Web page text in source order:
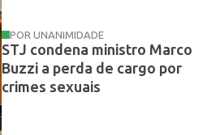
POR UNANIMIDADE
STJ condena ministro Marco
Buzzi a perda de cargo por
crimes sexuais